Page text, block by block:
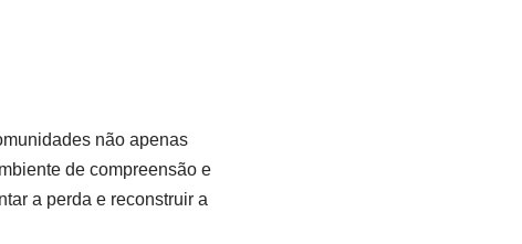
não apenas
de compreensão e
a perda e reconstruir a